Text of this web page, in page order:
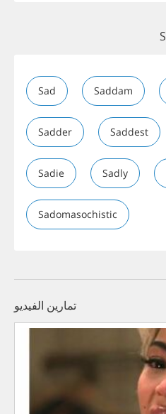
Sad Saddam
Sadder Saddest
Sadie Sadly
Sadomasochistic
تمارين الفيديو